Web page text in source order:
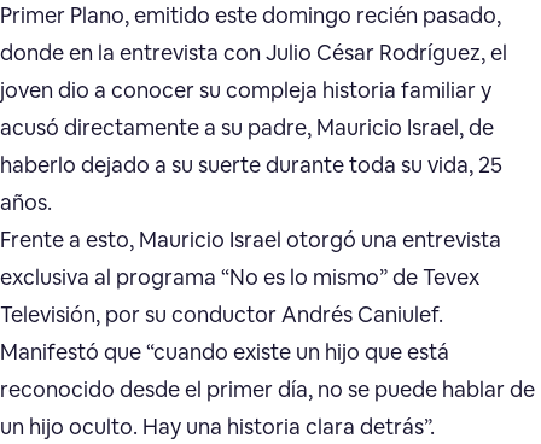
Primer Plano, emitido este domingo recién pasado,
donde en la entrevista con Julio César Rodríguez, el
joven dio a conocer su compleja historia familiar y
acusó directamente a su padre, Mauricio Israel, de
haberlo dejado a su suerte durante toda su vida, 25
años.
Frente a esto, Mauricio Israel otorgó una entrevista
exclusiva al programa “No es lo mismo” de Tevex
Televisión, por su conductor Andrés Caniulef.
Manifestó que “cuando existe un hijo que está
reconocido desde el primer día, no se puede hablar de
un hijo oculto. Hay una historia clara detrás”.